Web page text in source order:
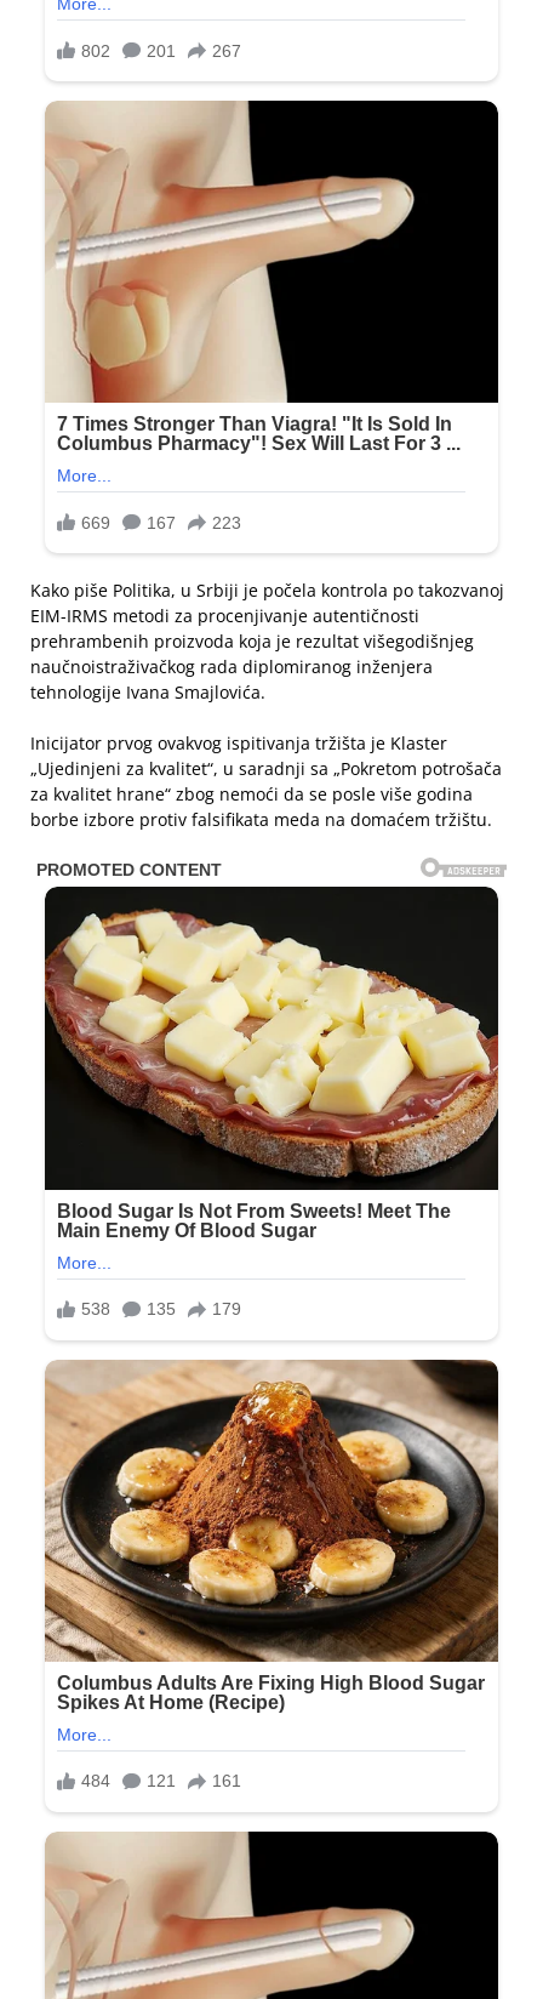
Kako piše Politika, u Srbiji je počela kontrola po takozvanoj
EIM-IRMS metodi za procenjivanje autentičnosti
prehrambenih proizvoda koja je rezultat višegodišnjeg
naučnoistraživačkog rada diplomiranog inženjera
tehnologije Ivana Smajlovića.
Inicijator prvog ovakvog ispitivanja tržišta je Klaster
„Ujedinjeni za kvalitet“, u saradnji sa „Pokretom potrošača
za kvalitet hrane“ zbog nemoći da se posle više godina
borbe izbore protiv falsifikata meda na domaćem tržištu.